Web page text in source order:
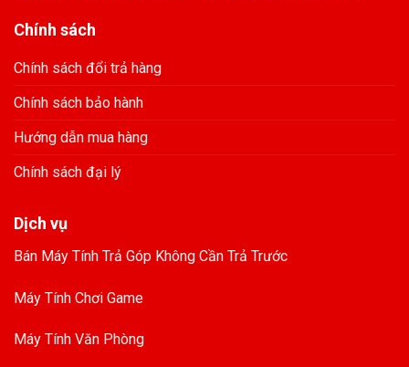
Chính sách
Chính sách đổi trả hàng
Chính sách bảo hành
Hướng dẫn mua hàng
Chính sách đại lý
Dịch vụ
Bán Máy Tính Trả Góp Không Cần Trả Trước
Máy Tính Chơi Game
Máy Tính Văn Phòng